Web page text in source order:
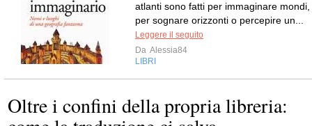
atlanti sono fatti per immaginare mondi,
per sognare orizzonti o percepire un...
Leggere il seguito
Da Alessia84
LIBRI
Oltre i confini della propria libreria: